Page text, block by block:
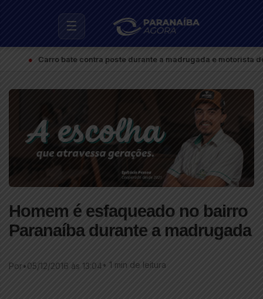
☰
Carro bate contra poste durante a madrugada e motorista deixa o
Homem é esfaqueado no bairro
Paranaíba durante a madrugada
Por•05/12/2016 às 13:04• 1 min de leitura